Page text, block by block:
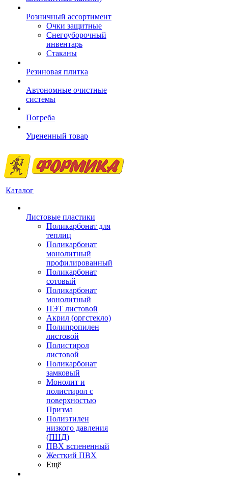
Розничный ассортимент
Очки защитные
Снегоуборочный
инвентарь
Стаканы
Резиновая плитка
Автономные очистные
системы
Погреба
Уцененный товар
Каталог
Листовые пластики
Поликарбонат для
теплиц
Поликарбонат
монолитный
профилированный
Поликарбонат
сотовый
Поликарбонат
монолитный
ПЭТ листовой
Акрил (оргстекло)
Полипропилен
листовой
Полистирол
листовой
Поликарбонат
замковый
Монолит и
полистирол с
поверхностью
Призма
Полиэтилен
низкого давления
(ПНД)
ПВХ вспененный
Жесткий ПВХ
Ещё